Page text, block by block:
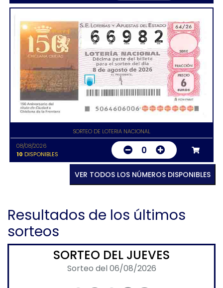
SORTEO DE LOTERIA NACIONAL
08/08/2026
10 DISPONIBLES 0
VER TODOS LOS NÚMEROS DISPONIBLES
Resultados de los últimos
sorteos
SORTEO DEL JUEVES
Sorteo del 06/08/2026